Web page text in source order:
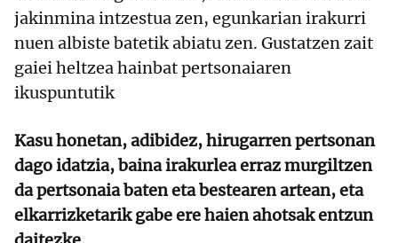
jakinmina intzestua zen, egunkarian irakurri
nuen albiste batetik abiatu zen. Gustatzen zait
gaiei heltzea hainbat pertsonaiaren
ikuspuntutik
Kasu honetan, adibidez, hirugarren pertsonan
dago idatzia, baina irakurlea erraz murgiltzen
da pertsonaia baten eta bestearen artean, eta
elkarrizketarik gabe ere haien ahotsak entzun